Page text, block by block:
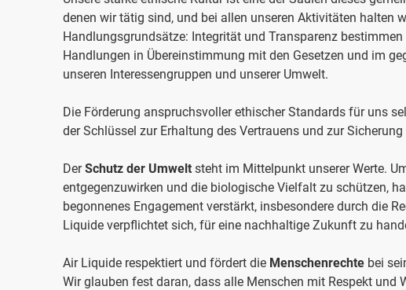
denen wir tätig sind, und bei allen unseren Aktivitäten halten
Handlungsgrundsätze: Integrität und Transparenz
Handlungen in Übereinstimmung mit den Gesetzen und im
unseren Interessengruppen und unserer Umwelt.
Die Förderung anspruchsvoller ethischer Standards für uns
der Schlüssel zur Erhaltung des Vertrauens und zur
DerSchutz der Umwelt steht im Mittelpunkt unserer Werte.
entgegenzuwirken und die biologische Vielfalt zu schützen,
begonnenes Engagement verstärkt, insbesondere durch die
Liquide verpflichtet sich, für eine nachhaltige Zukunft zu
Air Liquide respektiert und fördert die Menschenrechte bei
Wir glauben fest daran, dass alle Menschen mit Respekt und